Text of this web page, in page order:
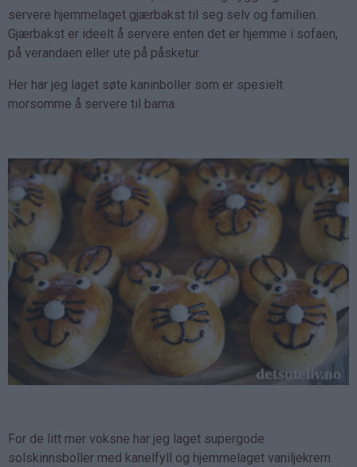
servere hjemmelaget gjærbakst til seg selv og familien.
Gjærbakst er ideelt å servere enten det er hjemme i sofaen,
på verandaen eller ute på påsketur.
Her har jeg laget søte kaninboller som er spesielt
morsomme å servere til barna.
For de litt mer voksne har jeg laget supergode
solskinnsboller med kanelfyll og hjemmelaget vaniljekrem.